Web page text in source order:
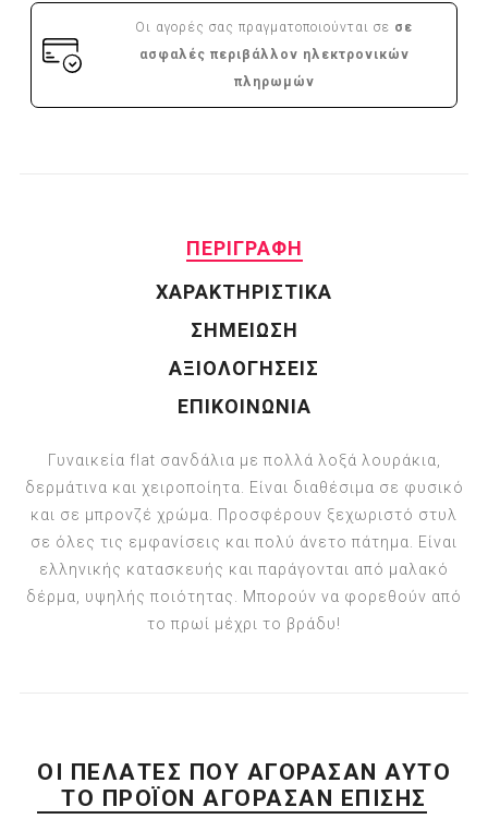
Οι αγορές σας πραγματοποιούνται σε σε
ασφαλές περιβάλλον ηλεκτρονικών
πληρωμών
ΠΕΡΙΓΡΑΦΗ
ΧΑΡΑΚΤΗΡΙΣΤΙΚΑ
ΣΗΜΕΙΩΣΗ
ΑΞΙΟΛΟΓΗΣΕΙΣ
ΕΠΙΚΟΙΝΩΝΙΑ
Γυναικεία flat σανδάλια με πολλά λοξά λουράκια,
δερμάτινα και χειροποίητα. Είναι διαθέσιμα σε φυσικό
και σε μπρονζέ χρώμα. Προσφέρουν ξεχωριστό στυλ
σε όλες τις εμφανίσεις και πολύ άνετο πάτημα. Είναι
ελληνικής κατασκευής και παράγονται από μαλακό
δέρμα, υψηλής ποιότητας. Μπορούν να φορεθούν από
το πρωί μέχρι το βράδυ!
ΟΙ ΠΕΛΆΤΕΣ ΠΟΥ ΑΓΌΡΑΣΑΝ ΑΥΤΌ
ΤΟ ΠΡΟΪΌΝ ΑΓΌΡΑΣΑΝ ΕΠΊΣΗΣ